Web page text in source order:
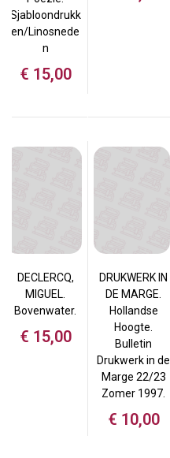
Sjabloondrukk
en/Linosnede
n
€ 15,00
DECLERCQ,
MIGUEL.
Bovenwater.
€ 15,00
DRUKWERK IN
DE MARGE.
Hollandse
Hoogte.
Bulletin
Drukwerk in de
Marge 22/23
Zomer 1997.
€ 10,00